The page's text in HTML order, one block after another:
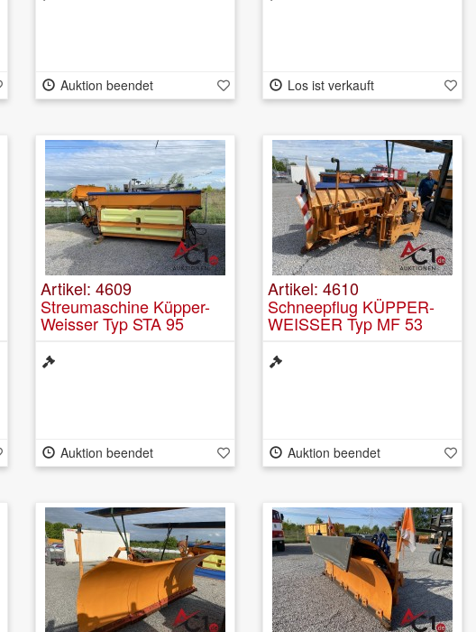
Auktion beendet Los ist verkauft
Artikel: 4609
Streumaschine Küpper-
Weisser Typ STA 95
Auktion beendet
Artikel: 4610
Schneepflug KÜPPER-
WEISSER Typ MF 53
Auktion beendet